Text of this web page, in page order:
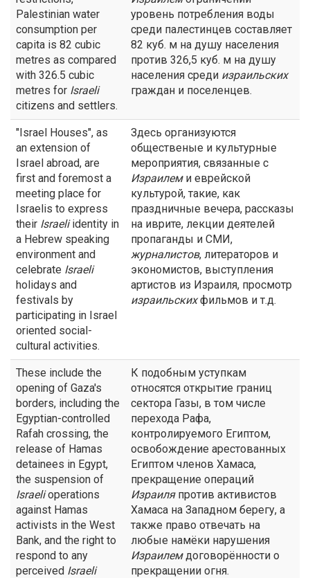
Palestinian water
consumption per
capita is 82 cubic
metres as compared
with 326.5 cubic
metres for Israeli
citizens and settlers.
уровень потребления воды
среди палестинцев составляет
82 куб. м на душу населения
против 326,5 куб. м на душу
населения среди израильских
граждан и поселенцев.
"Israel Houses", as
an extension of
Israel abroad, are
first and foremost a
meeting place for
Israelis to express
their Israeliidentity in
a Hebrew speaking
environment and
celebrate Israeli
holidays and
festivals by
participating in Israel
oriented social-
cultural activities.
Здесь организуются
общественые и культурные
мероприятия, связанные с
Израилеми еврейской
культурой, такие, как
праздничные вечера, рассказы
на иврите, лекции деятелей
пропаганды и СМИ,
журналистов, литераторов и
экономистов, выступления
артистов из Израиля, просмотр
израильскихфильмов и т.д.
These include the
opening of Gaza's
borders, including the
Egyptian-controlled
Rafah crossing, the
release of Hamas
detainees in Egypt,
the suspension of
Israelioperations
against Hamas
activists in the West
Bank, and the right to
respond to any
perceived Israeli
К подобным уступкам
относятся открытие границ
сектора Газы, в том числе
перехода Рафа,
контролируемого Египтом,
освобождение арестованных
Египтом членов Хамаса,
прекращение операций
Израиляпротив активистов
Хамаса на Западном берегу, а
также право отвечать на
любые намёки нарушения
Израилемдоговорённости о
прекращении огня.